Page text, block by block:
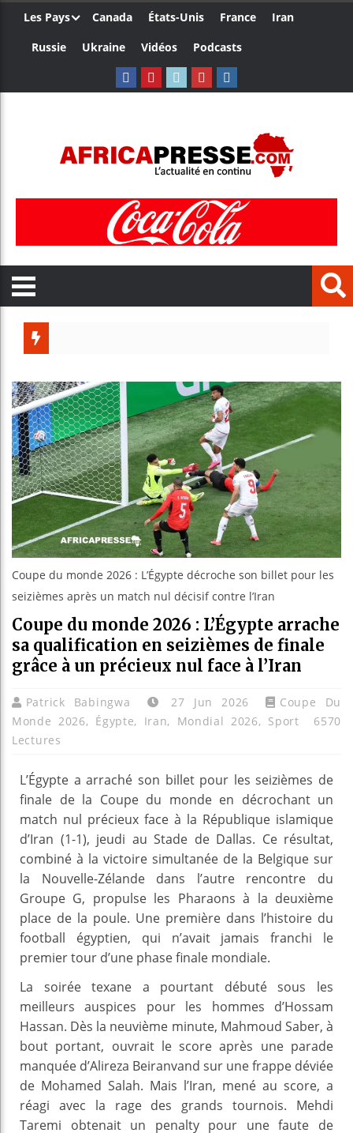
Les Pays Canada États-Unis France
Iran
Russie
Ukraine Vidéos Podcasts
Réforme
Bénin :
Aliko
Coupe du monde 2026 : L’Égypte décroche son billet pour les
seizièmes après un match nul décisif contre l’Iran
Coupe du monde 2026 : L’Égypte arrache
sa qualification en seizièmes de finale
grâce à un précieux nul face à l’Iran
Patrick Babingwa 27 Jun 2026
Coupe Du
Monde 2026, Égypte, Iran, Mondial 2026, Sport
6570
Lectures
L’Égypte a arraché son billet pour les seizièmes de
finale de la Coupe du monde en décrochant un
match nul précieux face à la République islamique
d’Iran (1-1), jeudi au Stade de Dallas. Ce résultat,
combiné à la victoire simultanée de la Belgique sur
la Nouvelle-Zélande dans l’autre rencontre du
Groupe G, propulse les Pharaons à la deuxième
place de la poule. Une première dans l’histoire du
football égyptien, qui n’avait jamais franchi le
premier tour d’une phase finale mondiale.
La soirée texane a pourtant débuté sous les
meilleurs auspices pour les hommes d’Hossam
Hassan. Dès la neuvième minute, Mahmoud Saber, à
bout portant, ouvrait le score après une parade
manquée d’Alireza Beiranvand sur une frappe déviée
de Mohamed Salah. Mais l’Iran, mené au score, a
réagi avec la rage des grands tournois. Mehdi
Taremi obtenait un penalty pour une faute de